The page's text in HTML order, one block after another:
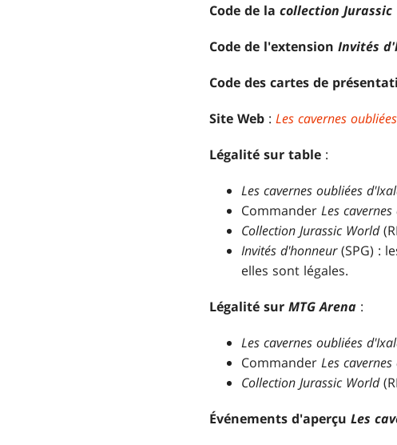
Code de la collection Jurassic
Code de l'extension Invités
Code des cartes de
Site Web : Les cavernes
Légalité sur table :
Les cavernes oubliées
Commander Les
Collection Jurassic World
Invités d'honneur(SPG) :
elles sont légales.
Légalité sur MTG Arena :
Les cavernes oubliées
Commander Les
Collection Jurassic World
Événements d'aperçu Les